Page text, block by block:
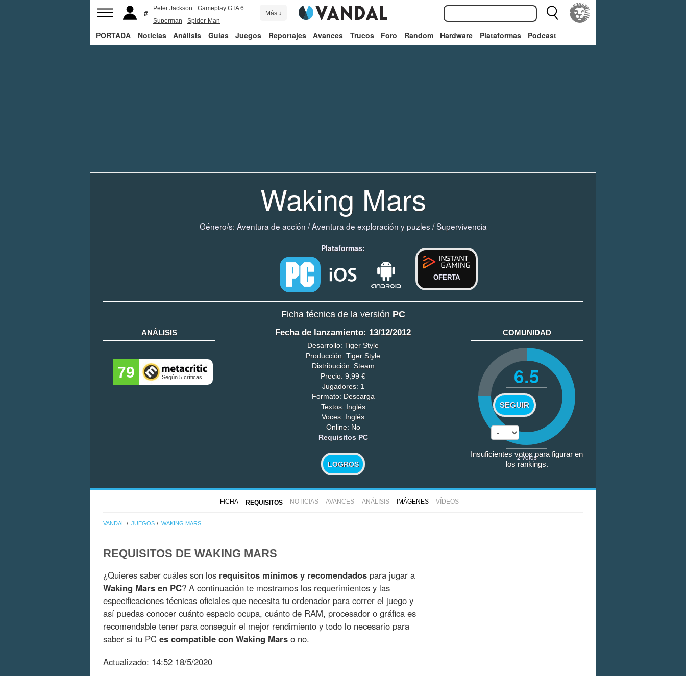
Peter Jackson
Gameplay GTA 6
Superman
Spider-Man
Más ↓
PORTADA Noticias Análisis Guías Juegos Reportajes Avances Trucos Foro Random Hardware Plataformas Podcast
Waking Mars
Género/s: Aventura de acción /Aventura de exploración y puzles/Supervivencia
Plataformas:
OFERTA
Ficha técnica de la versión PC
ANÁLISIS
79 Según 5 críticas
Fecha de lanzamiento: 13/12/2012
Desarrollo: Tiger Style
Producción: Tiger Style
Distribución: Steam
Precio: 9,99 €
Jugadores: 1
Formato: Descarga
Textos: Inglés
Voces: Inglés
Online: No
Requisitos PC
LOGROS
COMUNIDAD
6.5
SEGUIR
2votos
Insuficientes votos para figurar en
los rankings.
FICHA REQUISITOS NOTICIAS AVANCES ANÁLISIS IMÁGENES VÍDEOS
VANDAL JUEGOS WAKING MARS
REQUISITOS DE WAKING MARS
¿Quieres saber cuáles son los requisitos mínimos y recomendados para jugar a
Waking Mars en PC? A continuación te mostramos los requerimientos y las
especificaciones técnicas oficiales que necesita tu ordenador para correr el juego y
así puedas conocer cuánto espacio ocupa, cuánto de RAM, procesador o gráfica es
recomendable tener para conseguir el mejor rendimiento y todo lo necesario para
saber si tu PC es compatible con Waking Mars o no.
Actualizado: 14:52 18/5/2020